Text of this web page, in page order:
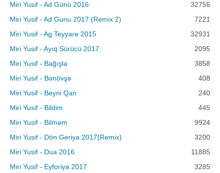
Miri Yusif - Ad Günü 2016
32756
Miri Yusif - Ad Gunu 2017 (Remix 2)
7221
Miri Yusif - Ag Teyyare 2015
32931
Miri Yusif - Ayıq Sürücü 2017
2095
Miri Yusif - Bağışla
3858
Miri Yusif - Bənövşə
408
Miri Yusif - Beyni Qan
240
Miri Yusif - Bildim
445
Miri Yusif - Bilməm
9924
Miri Yusif - Dön Geriyə 2017(Remix)
3200
Miri Yusif - Dua 2016
11885
Miri Yusif - Eyforiya 2017
3285